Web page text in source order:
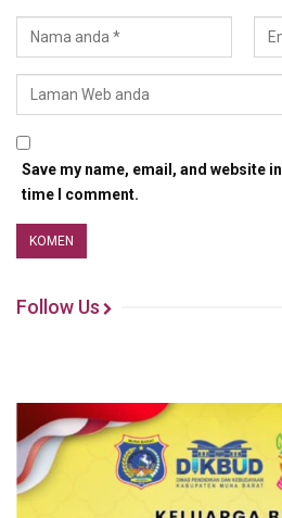
Save my name, email, and website
time I comment.
Follow Us